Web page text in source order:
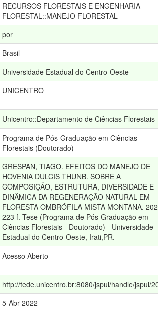
RECURSOS FLORESTAIS E ENGENHARIA
FLORESTAL::MANEJO FLORESTAL
por
Brasil
Universidade Estadual do Centro-Oeste
UNICENTRO
Unicentro::Departamento de Ciências Florestais
Programa de Pós-Graduação em Ciências
Florestais (Doutorado)
GRESPAN, TIAGO. EFEITOS DO MANEJO DE
HOVENIA DULCIS THUNB. SOBRE A
COMPOSIÇÃO, ESTRUTURA, DIVERSIDADE E
DINÂMICA DA REGENERAÇÃO NATURAL EM
FLORESTA OMBRÓFILA MISTA MONTANA.
223 f. Tese (Programa de Pós-Graduação em
Ciências Florestais - Doutorado) - Universidade
Estadual do Centro-Oeste, Irati,PR.
Acesso Aberto
http://tede.unicentro.br:8080/jspui/handle/jspui/
5-Abr-2022